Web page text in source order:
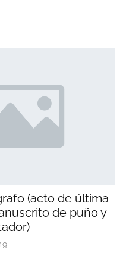
(acto de última
de puño y